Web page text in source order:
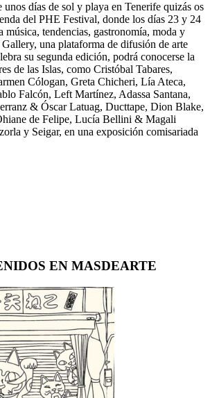
unos días de sol y playa en Tenerife quizás os
del PHE Festival, donde los días 23 y 24
música, tendencias, gastronomía, moda y
una plataforma de difusión de arte
su segunda edición, podrá conocerse la
de las Islas, como Cristóbal Tabares,
Cólogan, Greta Chicheri, Lía Ateca,
Falcón, Left Martínez, Adassa Santana,
& Óscar Latuag, Ducttape, Dion Blake,
de Felipe, Lucía Bellini & Magali
y Seigar, en una exposición comisariada
EN MASDEARTE